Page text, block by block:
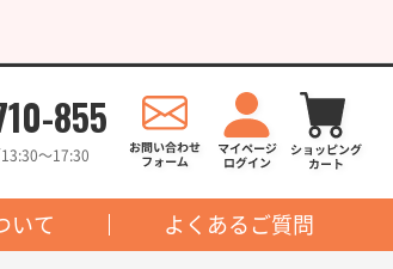
855
〜17:30
いて よくあるご質問